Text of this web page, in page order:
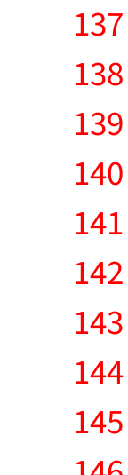
137
138
139
140
141
142
143
144
145